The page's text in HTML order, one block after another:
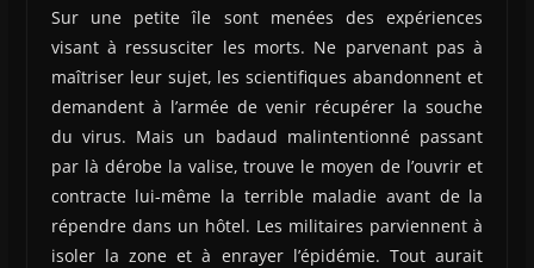
Sur une petite île sont menées des expériences
visant à ressusciter les morts. Ne parvenant pas à
maîtriser leur sujet, les scientifiques abandonnent et
demandent à l’armée de venir récupérer la souche
du virus. Mais un badaud malintentionné passant
par là dérobe la valise, trouve le moyen de l’ouvrir et
contracte lui-même la terrible maladie avant de la
répendre dans un hôtel. Les militaires parviennent à
isoler la zone et à enrayer l’épidémie. Tout aurait